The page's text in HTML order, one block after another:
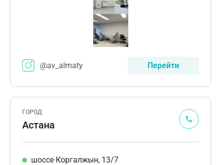
@av_almaty Перейти
ГОРОД
Астана
шоссе Коргалжын, 13/7